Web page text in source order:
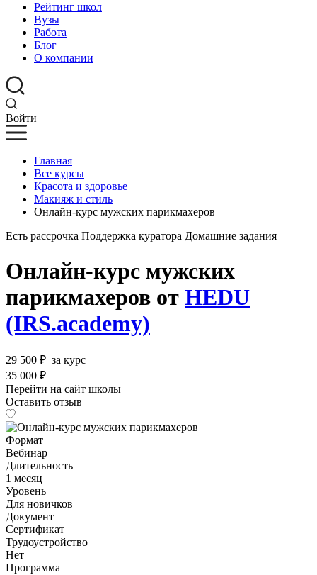
Рейтинг школ
Вузы
Работа
Блог
О компании
Войти
Главная
Все курсы
Красота и здоровье
Макияж и стиль
Онлайн-курс мужских парикмахеров
Есть рассрочка Поддержка куратора Домашние задания
Онлайн-курс мужских
парикмахеров от HEDU
(IRS.academy)
29 500 ₽ за курс
35 000 ₽
Перейти на сайт школы
Оставить отзыв
Формат
Вебинар
Длительность
1 месяц
Уровень
Для новичков
Документ
Сертификат
Трудоустройство
Нет
Программа